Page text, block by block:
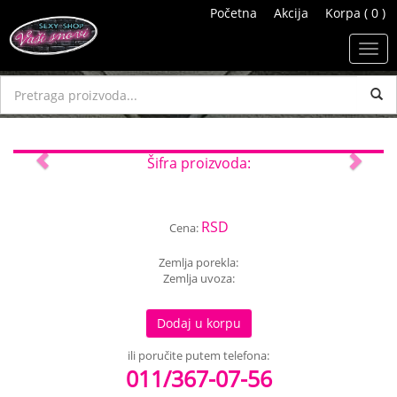
Početna Akcija Korpa ( 0 )
Previous Next
Šifra proizvoda:
Cena: RSD
Zemlja porekla:
Zemlja uvoza:
Dodaj u korpu
ili poručite putem telefona:
011/367-07-56